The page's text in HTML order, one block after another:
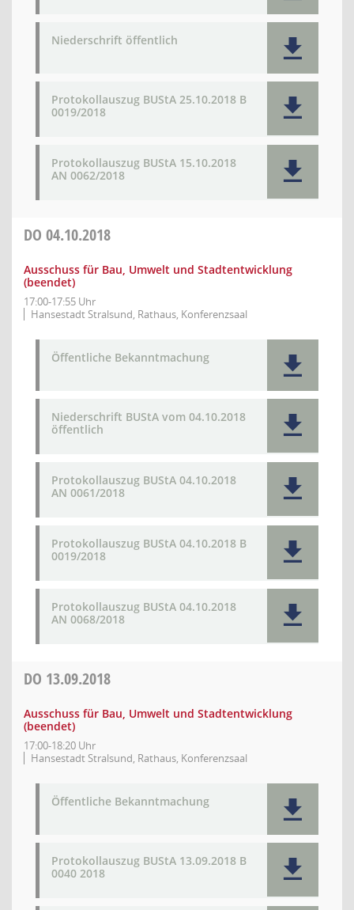
Niederschrift öffentlich
Protokollauszug BUStA 25.10.2018 B
0019/2018
Protokollauszug BUStA 15.10.2018
AN 0062/2018
DO 04.10.2018
Ausschuss für Bau, Umwelt und Stadtentwicklung
(beendet)
17:00-17:55 Uhr
Hansestadt Stralsund, Rathaus, Konferenzsaal
Öffentliche Bekanntmachung
Niederschrift BUStA vom 04.10.2018
öffentlich
Protokollauszug BUStA 04.10.2018
AN 0061/2018
Protokollauszug BUStA 04.10.2018 B
0019/2018
Protokollauszug BUStA 04.10.2018
AN 0068/2018
DO 13.09.2018
Ausschuss für Bau, Umwelt und Stadtentwicklung
(beendet)
17:00-18:20 Uhr
Hansestadt Stralsund, Rathaus, Konferenzsaal
Öffentliche Bekanntmachung
Protokollauszug BUStA 13.09.2018 B
0040 2018